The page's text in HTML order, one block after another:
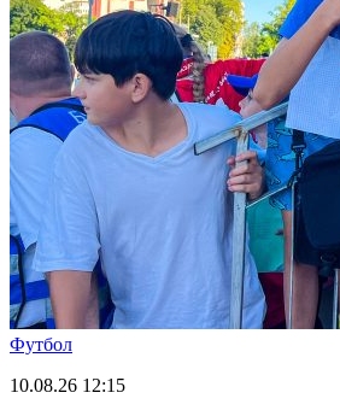
Футбол
10.08.26 12:15